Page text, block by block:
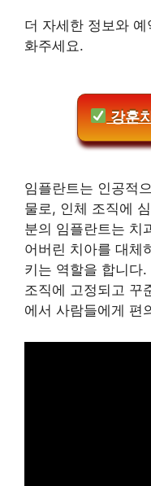
더 자세한 정보와
화주세요.
강훈
임플란트는 인공적
물로, 인체 조직에
분의 임플란트는 치
어버린 치아를 대체
키는 역할을 합니다
조직에 고정되고 꾸
에서 사람들에게 편